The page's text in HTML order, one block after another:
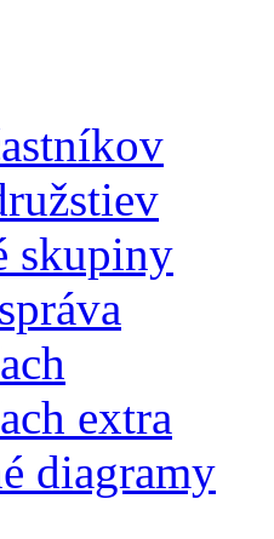
skupiny
extra
diagramy